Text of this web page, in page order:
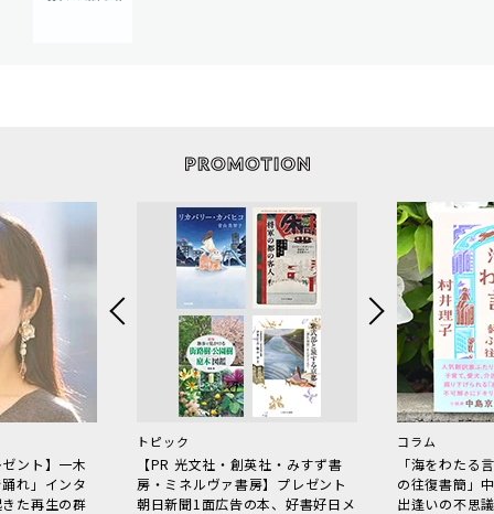
ント】一木
れ」インタ
た再生の群
トピック
【PR 光文社・創英社・みすず書
房・ミネルヴァ書房】プレゼント
朝日新聞1面広告の本、好書好日メ
コラム
「海をわた
の往復書簡」
出逢いの不思